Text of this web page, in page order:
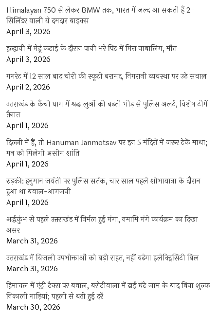
Himalayan 750 से लेकर BMW तक, भारत में जल्द आ सकती हैं 2-
सिलिंडर वाली ये दमदार बाइक्स
April 3, 2026
हल्द्वानी में गेहूं कटाई के दौरान पानी भरे पिट में गिरा नाबालिग, मौत
April 3, 2026
गगरेट में 12 साल बाद चोरी की स्कूटी बरामद, निगरानी व्यवस्था पर उठे सवाल
April 2, 2026
उत्तराखंड के कैंची धाम में श्रद्धालुओं की बढ़ती भीड़ से पुलिस अलर्ट, विशेष टीमें
तैनात
April 1, 2026
दिल्ली में हैं, तो Hanuman Janmotsav पर इन 5 मंदिरों में जरूर टेकें माथा;
मन को मिलेगी असीम शांति
April 1, 2026
रुड़की: हनुमान जयंती पर पुलिस सर्तक, चार साल पहले शोभायात्रा के दौरान
हुआ था बवाल-आगजनी
April 1, 2026
अर्द्धकुंभ से पहले उत्तराखंड में निर्मल हुई गंगा, नमामि गंगे कार्यक्रम का दिखा
असर
March 31, 2026
उत्तराखंड में बिजली उपभोक्ताओं को बड़ी राहत, नहीं बढ़ेगा इलेक्ट्रिसिटी बिल
March 31, 2026
हिमाचल में एंट्री टैक्स पर बवाल, बरोटीवाला में ढाई घंटे जाम के बाद बिना शुल्क
निकाली गाड़ियां; पहली से बढ़ी हुई दरें
March 30, 2026